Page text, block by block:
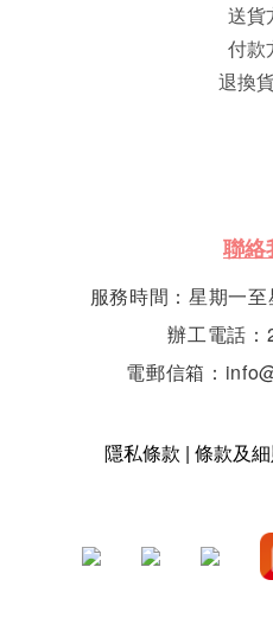
送貨
付款
退換
聯絡
服務時間：星期一
辦工電話
電郵信箱：
隱私條款 | 條款及